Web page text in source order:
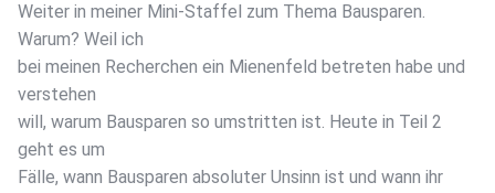
Weiter in meiner Mini-Staffel zum Thema Bausparen.
Warum? Weil ich
bei meinen Recherchen ein Mienenfeld betreten habe und
verstehen
will, warum Bausparen so umstritten ist. Heute in Teil 2
geht es um
Fälle, wann Bausparen absoluter Unsinn ist und wann ihr